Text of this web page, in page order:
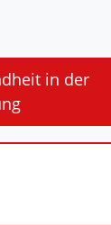
in der